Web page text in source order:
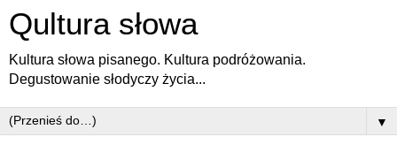
Qultura słowa
Kultura słowa pisanego. Kultura podróżowania.
Degustowanie słodyczy życia...
▼